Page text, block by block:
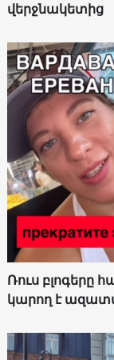
վերջնակետից
Ռուս բլոգերը
կարող է